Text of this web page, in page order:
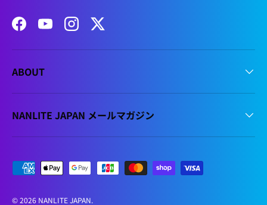
FacebookYouTubeInstagramTwitter
ABOUT
NANLITE JAPAN メールマガジン
支払方法
© 2026 NANLITE JAPAN.